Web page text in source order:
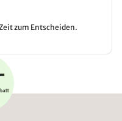
zum Entscheiden.